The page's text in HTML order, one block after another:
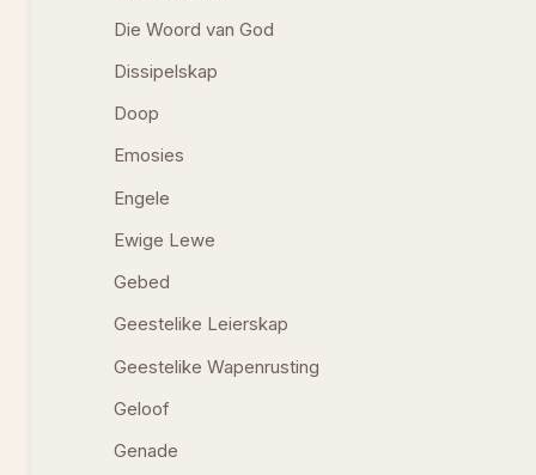
Die Woord van God
Dissipelskap
Doop
Emosies
Engele
Ewige Lewe
Gebed
Geestelike Leierskap
Geestelike Wapenrusting
Geloof
Genade